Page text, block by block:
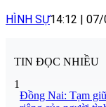
HÌNH SỰ14:12 | 07/
TIN ĐỌC NHIỀU
1
Đồng Nai: Tạm